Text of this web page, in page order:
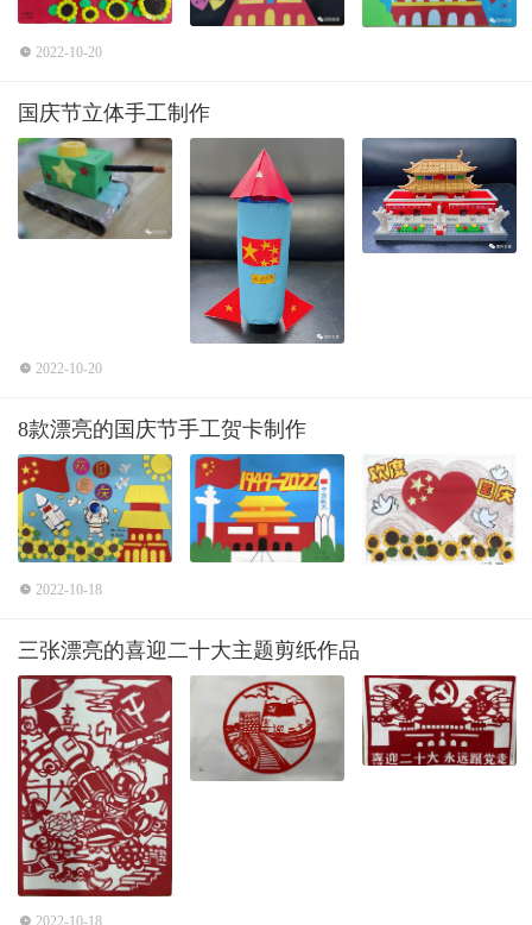
2022-10-20
国庆节立体手工制作
2022-10-20
8款漂亮的国庆节手工贺卡制作
2022-10-18
三张漂亮的喜迎二十大主题剪纸作品
2022-10-18